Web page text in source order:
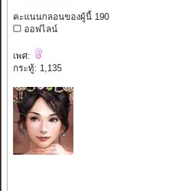
คะแนนกลอนของผู้นี้ 190
ออฟไลน์
เพศ:
กระทู้: 1,135